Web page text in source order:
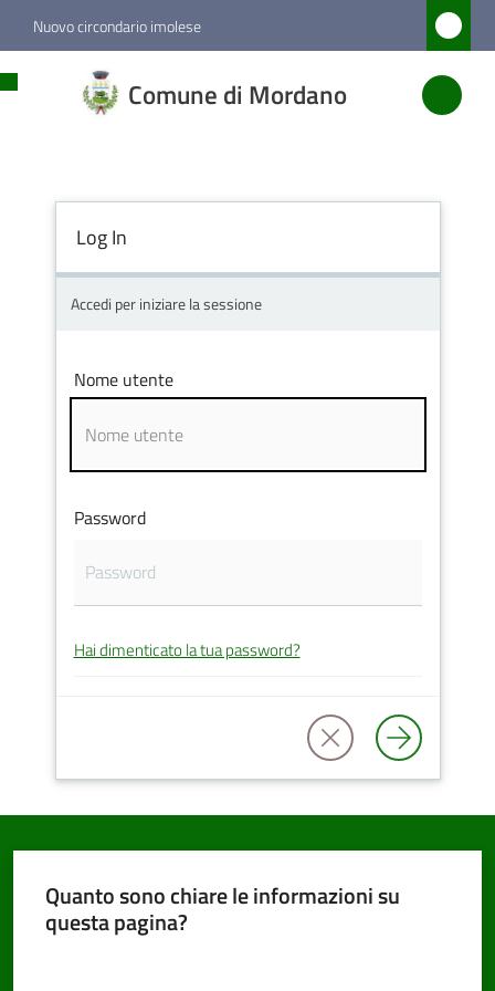
Vai al contenuto
Vai alla navigazione
Vai al footer
Nuovo circondario imolese
Comune di Mordano
di
Amministrazione
Novità
Servizi
PNRR
Servizi
Tutti
gli
argomenti
Log In
Accedi per iniziare la sessione
Nome utente
Password
Hai dimenticato la tua password?
Quanto sono chiare le informazioni su
questa pagina?